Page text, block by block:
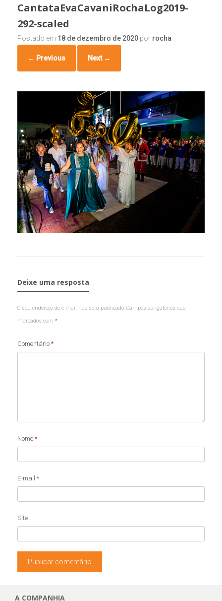
CantataEvaCavaniRochaLog2019-
292-scaled
Postado em 18 de dezembro de 2020 por rocha
← Previous Next →
Deixe uma resposta
O seu endereço de e-mail não será publicado. Campos obrigatórios são
marcados com *
Comentário *
Nome *
E-mail *
Site
A COMPANHIA